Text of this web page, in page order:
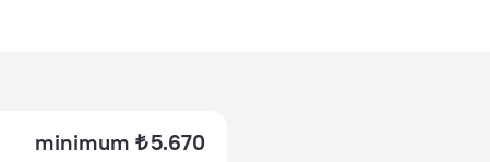
minimum ₺ 5.670